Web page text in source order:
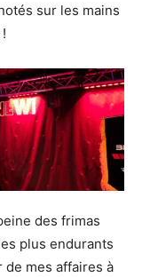
sur les mains
des frimas
plus endurants
mes affaires à